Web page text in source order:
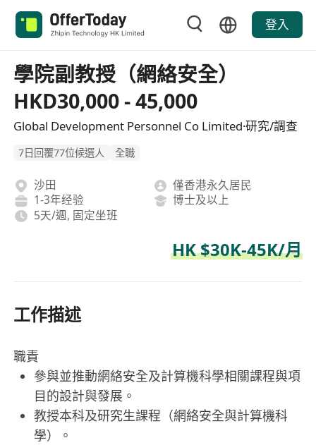
登入
學院副教授（網絡安全）
HKD30,000 - 45,000
Global Development Personnel Co Limited·研究/調查
7日回覆77位候選人 全職
沙田
僅香港永久居民
1-3年经验
博士及以上
5天/週, 固定坐班
HK $30K-45K/月
工作描述
職責
參與並推動網絡安全及計算機科學相關課程與項
目的設計與發展。
教授本科及研究生課程（網絡安全與計算機科
學）。